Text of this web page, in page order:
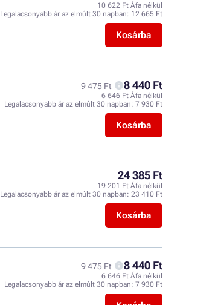
10 622 Ft Áfa nélkül
Legalacsonyabb ár az elmúlt 30 napban: 12 665 Ft
Kosárba
9 475 Ft 8 440 Ft
6 646 Ft Áfa nélkül
Legalacsonyabb ár az elmúlt 30 napban: 7 930 Ft
Kosárba
24 385 Ft
19 201 Ft Áfa nélkül
Legalacsonyabb ár az elmúlt 30 napban: 23 410 Ft
Kosárba
9 475 Ft 8 440 Ft
6 646 Ft Áfa nélkül
Legalacsonyabb ár az elmúlt 30 napban: 7 930 Ft